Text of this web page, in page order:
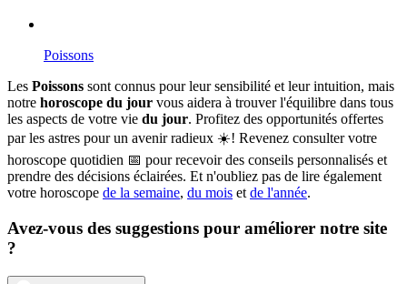
Poissons
Les Poissons sont connus pour leur sensibilité et leur intuition, mais
notre horoscope du jour vous aidera à trouver l'équilibre dans tous
les aspects de votre vie du jour. Profitez des opportunités offertes
par les astres pour un avenir radieux ☀️! Revenez consulter votre
horoscope quotidien 📅 pour recevoir des conseils personnalisés et
prendre des décisions éclairées. Et n'oubliez pas de lire également
votre horoscope de la semaine, du mois et de l'année.
Avez-vous des suggestions pour améliorer notre site
?